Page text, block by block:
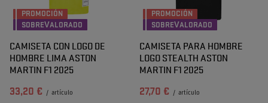
PROMOCIÓN
SOBREVALORADO
CAMISETA CON LOGO DE
HOMBRE LIMA ASTON
MARTIN F1 2025
33,20 € / artículo
PROMOCIÓN
SOBREVALORADO
CAMISETA PARA HOMBRE
LOGO STEALTH ASTON
MARTIN F1 2025
27,70 € / artículo